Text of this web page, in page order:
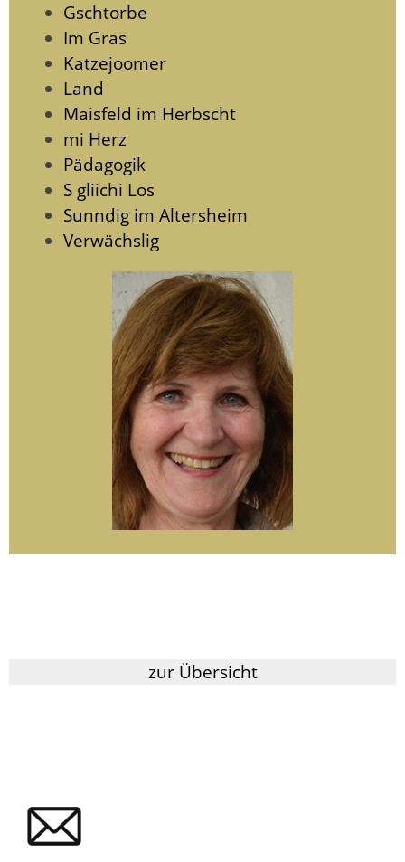
Gschtorbe
Im Gras
Katzejoomer
Land
Maisfeld im Herbscht
mi Herz
Pädagogik
S gliichi Los
Sunndig im Altersheim
Verwächslig
zur Übersicht